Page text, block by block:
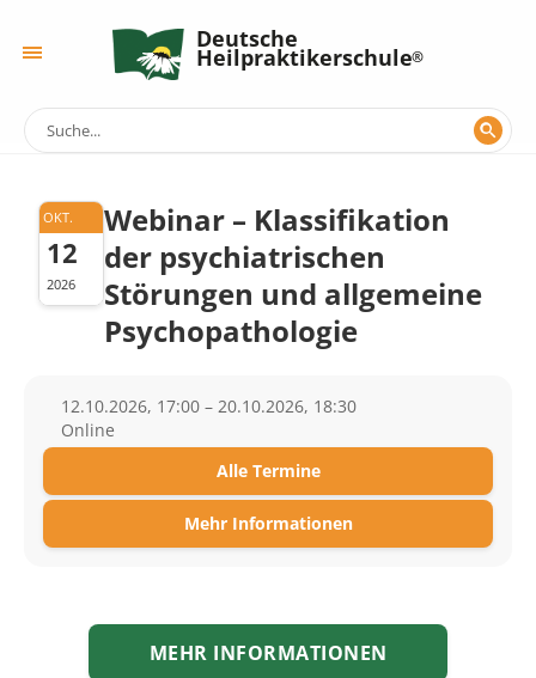
Deutsche
Heilpraktikerschule
OKT.
12
2026
Webinar – Klassifikati­on
der psychiatrischen
Störungen und allgemeine
Psychopathologie
12.10.2026, 17:00 – 20.10.2026, 18:30
Online
Alle Termine
Mehr Informationen
MEHR INFORMATIONEN